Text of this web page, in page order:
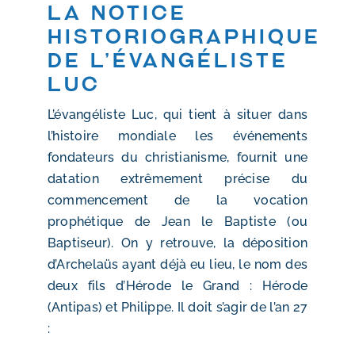
La notice
historiographique
de l’évangéliste
Luc
L’évangéliste Luc, qui tient à situer dans
l’histoire mondiale les événements
fondateurs du christianisme, fournit une
datation extrêmement précise du
commencement de la vocation
prophétique de Jean le Baptiste (ou
Baptiseur). On y retrouve, la déposition
d’Archelaüs ayant déjà eu lieu, le nom des
deux fils d’Hérode le Grand : Hérode
(Antipas) et Philippe. Il doit s’agir de l’an 27
: